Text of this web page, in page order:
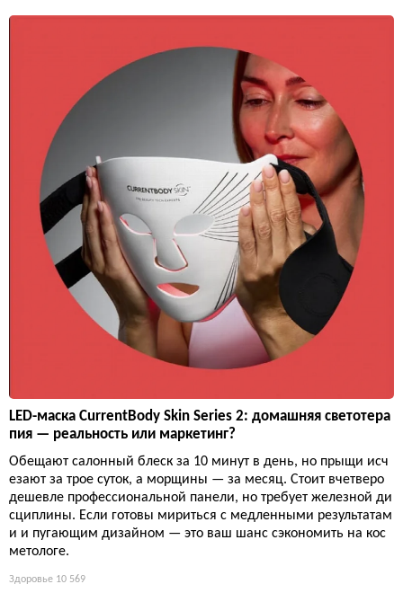
LED-маска CurrentBody Skin Series 2: домашняя светотера
пия — реальность или маркетинг?
Обещают салонный блеск за 10 минут в день, но прыщи исч
езают за трое суток, а морщины — за месяц. Стоит вчетверо
дешевле профессиональной панели, но требует железной ди
сциплины. Если готовы мириться с медленными результатам
и и пугающим дизайном — это ваш шанс сэкономить на кос
метологе.
Здоровье 10 569